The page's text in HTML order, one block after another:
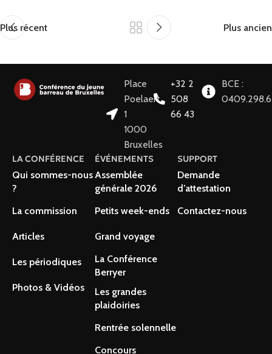
Plus récent Plus ancien
Place
Poelaert
1
1000
Bruxelles
+32 2
508
66 43
BCE :
LA CONFÉRENCE
Qui sommes-nous
?
La commission
Articles
Les périodiques
Photos & Vidéos
ÉVÉNEMENTS
Assemblée
générale 2026
Petits week-ends
Grand voyage
La Conférence
Berryer
Les grandes
plaidoiries
Rentrée solennelle
Concours
SUPPORT
Demande
d’attestation
Contactez-nous